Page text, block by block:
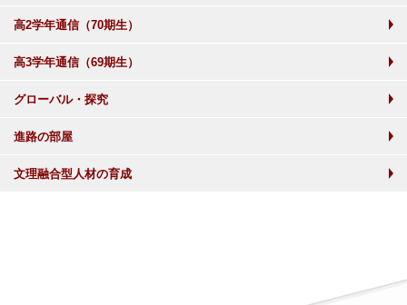
高2学年通信（70期生）
高3学年通信（69期生）
グローバル・探究
進路の部屋
文理融合型人材の育成